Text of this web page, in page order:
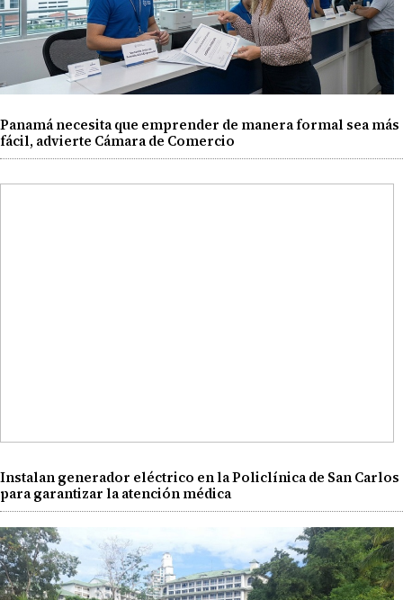
Panamá necesita que emprender de manera formal sea más
fácil, advierte Cámara de Comercio
Instalan generador eléctrico en la Policlínica de San Carlos
para garantizar la atención médica